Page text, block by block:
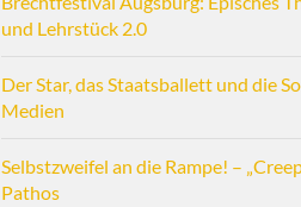
und Lehrstück 2.0
Der Star, das Staatsballett und die
Medien
Selbstzweifel an die Rampe! –
Pathos